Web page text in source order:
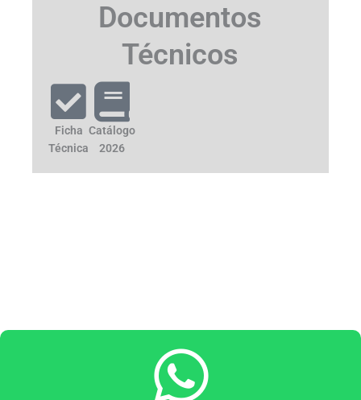
Documentos
Técnicos
Ficha
Técnica
Catálogo
2026